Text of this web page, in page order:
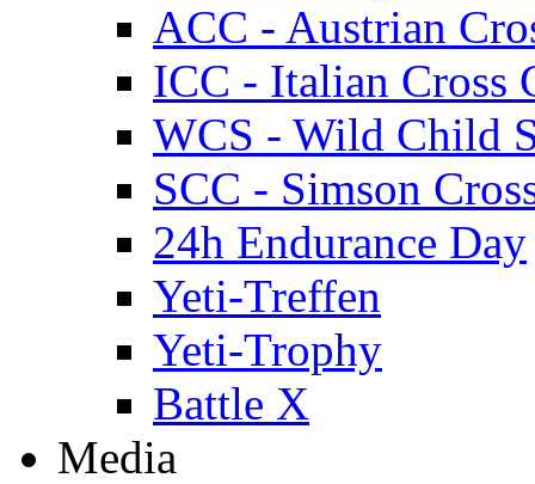
ACC - Austrian
ICC - Italian Cross
WCS - Wild Child
SCC - Simson
24h Endurance Day
Yeti-Treffen
Yeti-Trophy
Battle X
Media